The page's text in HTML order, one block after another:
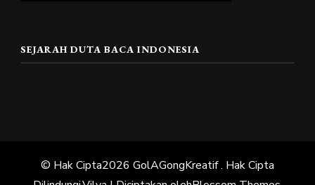
SEJARAH DUTA BACA INDONESIA
© Hak Cipta2026 GolAGongKreatif. Hak Cipta